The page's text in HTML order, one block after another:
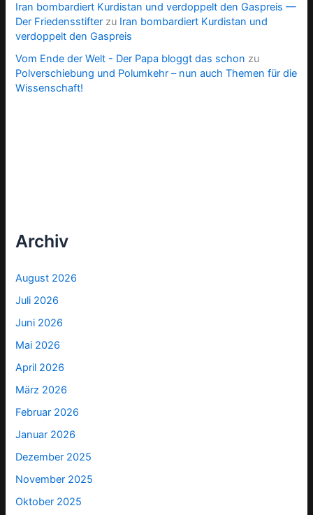
Iran bombardiert Kurdistan und verdoppelt den Gaspreis —
Der Friedensstifter zu Iran bombardiert Kurdistan und
verdoppelt den Gaspreis
Vom Ende der Welt - Der Papa bloggt das schon zu
Polverschiebung und Polumkehr – nun auch Themen für die
Wissenschaft!
Archiv
August 2026
Juli 2026
Juni 2026
Mai 2026
April 2026
März 2026
Februar 2026
Januar 2026
Dezember 2025
November 2025
Oktober 2025